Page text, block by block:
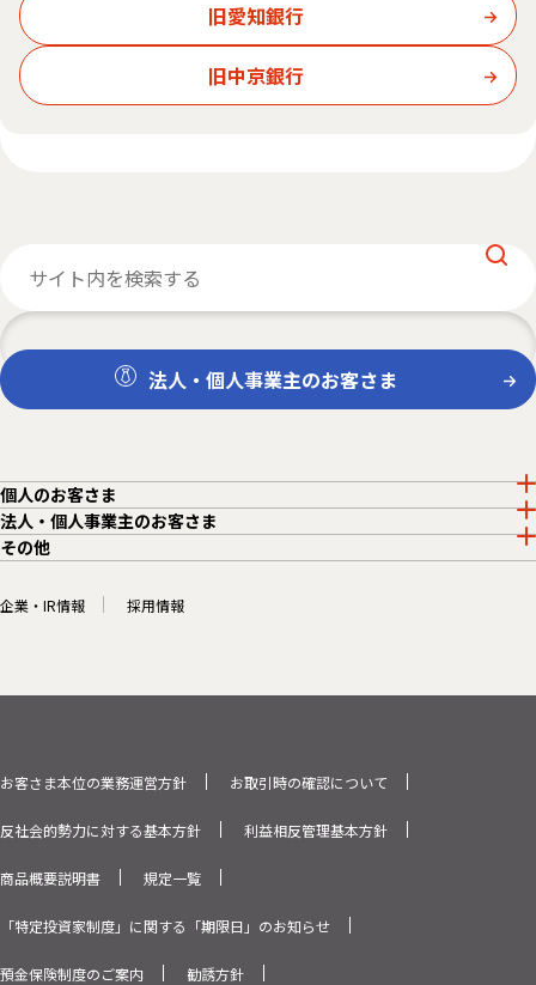
旧愛知銀行
旧中京銀行
法人・個人事業主のお客さま
個人のお客さま
法人・個人事業主のお客さま
その他
企業・IR情報 採用情報
お客さま本位の業務運営方針 お取引時の確認について
反社会的勢力に対する基本方針 利益相反管理基本方針
商品概要説明書 規定一覧
「特定投資家制度」に関する「期限日」のお知らせ
預金保険制度のご案内 勧誘方針